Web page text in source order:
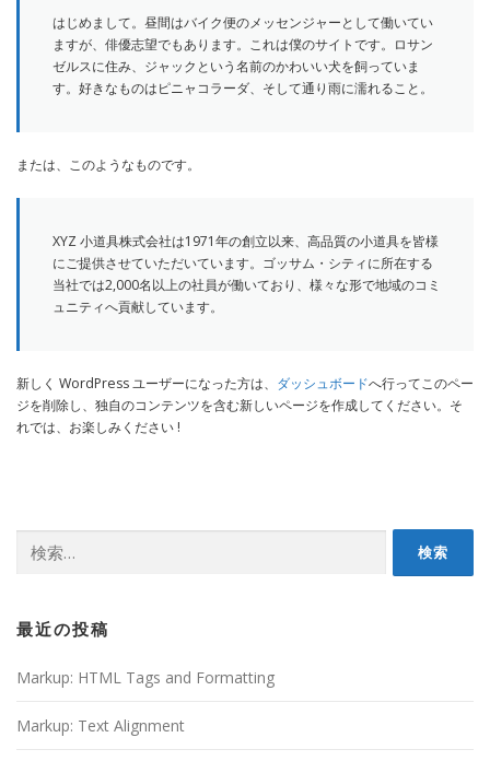
はじめまして。昼間はバイク便のメッセンジャーとして働いてい
ますが、俳優志望でもあります。これは僕のサイトです。ロサン
ゼルスに住み、ジャックという名前のかわいい犬を飼っていま
す。好きなものはピニャコラーダ、そして通り雨に濡れること。
または、このようなものです。
XYZ 小道具株式会社は1971年の創立以来、高品質の小道具を皆様
にご提供させていただいています。ゴッサム・シティに所在する
当社では2,000名以上の社員が働いており、様々な形で地域のコミ
ュニティへ貢献しています。
新しく WordPress ユーザーになった方は、 ダッシュボードへ行ってこのペー
ジを削除し、独自のコンテンツを含む新しいページを作成してください。そ
れでは、お楽しみください !
索:
最近の投稿
Markup: HTML Tags and Formatting
Markup: Text Alignment